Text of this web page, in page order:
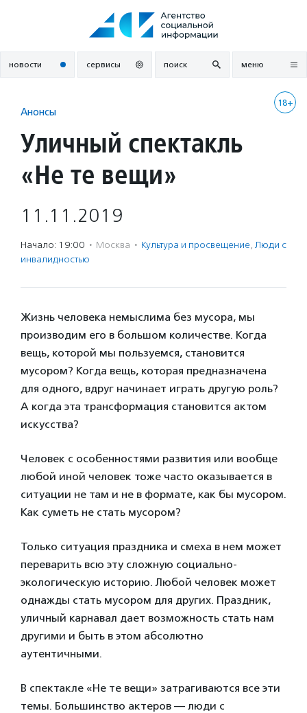
новости сервисы поиск меню
18+
Анонсы
Уличный спектакль
«Не те вещи»
11.11.2019
Начало: 19:00 · Москва · Культура и просвещение, Люди с
инвалидностью
Жизнь человека немыслима без мусора, мы
производим его в большом количестве. Когда
вещь, которой мы пользуемся, становится
мусором? Когда вещь, которая предназначена
для одного, вдруг начинает играть другую роль?
А когда эта трансформация становится актом
искусства?
Человек с особенностями развития или вообще
любой иной человек тоже часто оказывается в
ситуации не там и не в формате, как бы мусором.
Как суметь не стать мусором?
Только ситуация праздника и смеха в нем может
переварить всю эту сложную социально-
экологическую историю. Любой человек может
однажды стать мусором для других. Праздник,
уличный карнавал дает возможность стать нам
другими и быть в этом абсолютно
аутентичными.
В спектакле «Не те вещи» затрагиваются все эти
темы. Большинство актеров — люди с